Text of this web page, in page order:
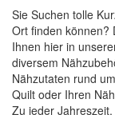
Sie Suchen tolle
Ort finden können?
Ihnen hier in
diversem
Nähzutaten rund
Quilt oder Ihren
Zu jeder